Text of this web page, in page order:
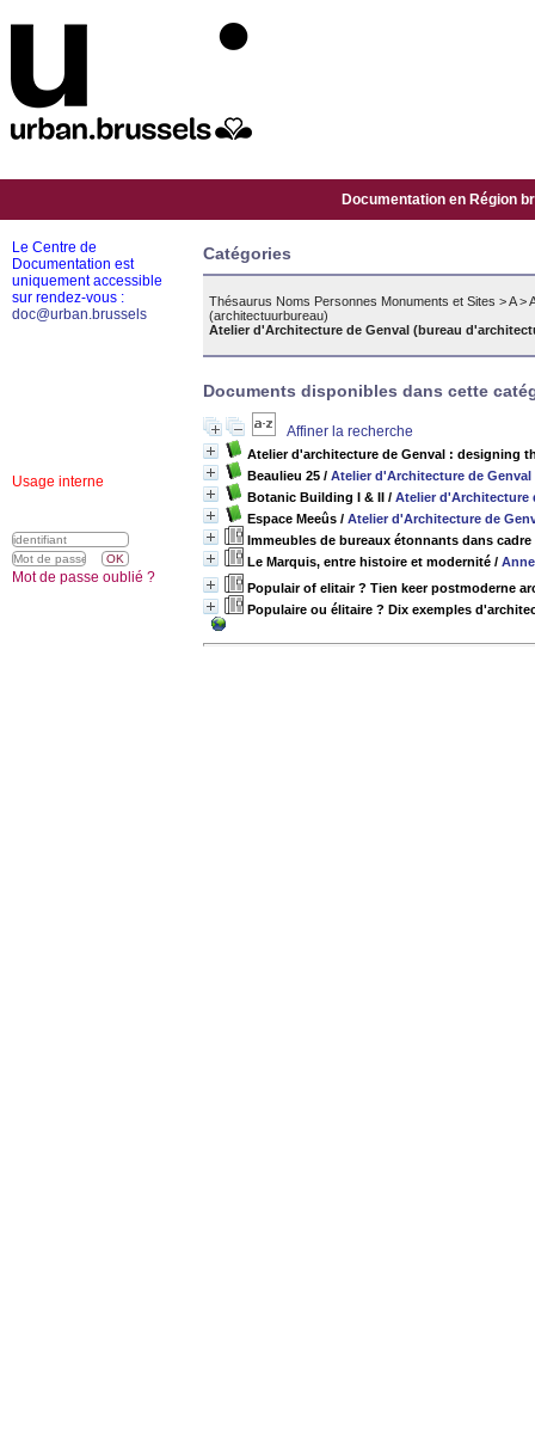
Documentation en Région
Catégories
Thésaurus Noms Personnes Monuments et Sites >A>
(architectuurbureau)
Atelier d'Architecture de Genval (bureau
Documents disponibles dans cette
Affiner la recherche
Atelier d'architecture de Genval : designing
Beaulieu 25 / Atelier d'Architecture de Genval
Botanic Building I & II / Atelier d'Architecture
Espace Meeûs / Atelier d'Architecture de
Immeubles de bureaux étonnants dans
Le Marquis, entre histoire et modernité /
Populair of elitair ? Tien keer postmoderne
Populaire ou élitaire ? Dix exemples
Le Centre de
Documentation est
uniquement accessible
sur rendez-vous :
doc@urban.brussels
Usage interne
Mot de passe oublié ?